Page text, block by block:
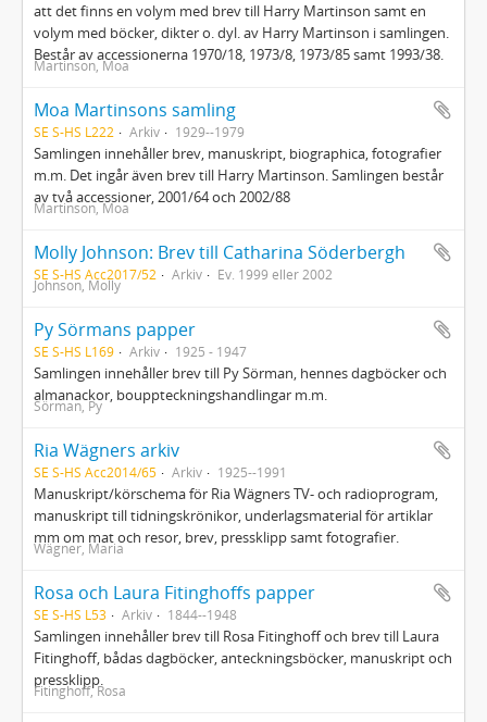
att det finns en volym med brev till Harry Martinson samt en
volym med böcker, dikter o. dyl. av Harry Martinson i samlingen.
Består av accessionerna 1970/18, 1973/8, 1973/85 samt 1993/38.
Martinson, Moa
Moa Martinsons samling
SE S-HS L222 Arkiv 1929--1979
Samlingen innehåller brev, manuskript, biographica, fotografier
m.m. Det ingår även brev till Harry Martinson. Samlingen består
av två accessioner, 2001/64 och 2002/88
Martinson, Moa
Molly Johnson: Brev till Catharina Söderbergh
SE S-HS Acc2017/52 Arkiv Ev. 1999 eller 2002
Johnson, Molly
Py Sörmans papper
SE S-HS L169 Arkiv 1925 - 1947
Samlingen innehåller brev till Py Sörman, hennes dagböcker och
almanackor, bouppteckningshandlingar m.m.
Sörman, Py
Ria Wägners arkiv
SE S-HS Acc2014/65 Arkiv 1925--1991
Manuskript/körschema för Ria Wägners TV- och radioprogram,
manuskript till tidningskrönikor, underlagsmaterial för artiklar
mm om mat och resor, brev, pressklipp samt fotografier.
Wägner, Maria
Rosa och Laura Fitinghoffs papper
SE S-HS L53 Arkiv 1844--1948
Samlingen innehåller brev till Rosa Fitinghoff och brev till Laura
Fitinghoff, bådas dagböcker, anteckningsböcker, manuskript och
pressklipp.
Fitinghoff, Rosa